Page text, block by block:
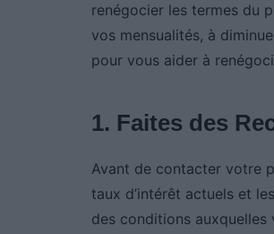
renégocier les termes du
vos mensualités, à
pour vous aider à
1. Faites des
Avant de contacter votre
taux d’intérêt actuels et
des conditions